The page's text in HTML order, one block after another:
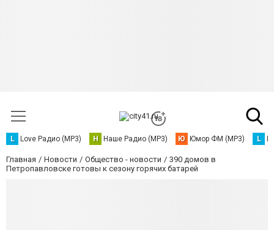
L Love Радио (MP3) Н Наше Радио (MP3) Ю Юмор ФМ (MP3) L
Главная Новости Общество - новости
390 домов в
Петропавловске готовы к сезону горячих батарей